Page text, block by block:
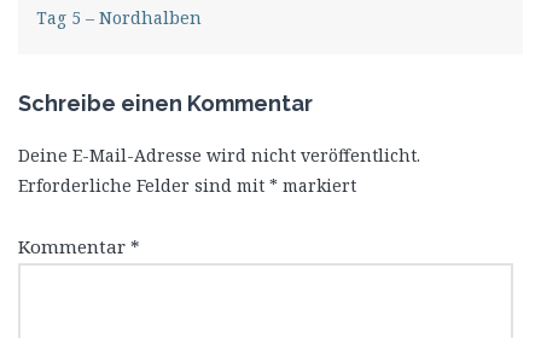
Tag 5 – Nordhalben
Schreibe einen Kommentar
Deine E-Mail-Adresse wird nicht veröffentlicht.
Erforderliche Felder sind mit * markiert
Kommentar *